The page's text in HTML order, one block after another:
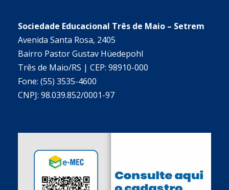
Sociedade Educacional Três de Maio – Setrem
Avenida Santa Rosa, 2405
Bairro Pastor Gustav Hüedepohl
Três de Maio/RS | CEP: 98910-000
Fone: (55) 3535-4600
CNPJ: 98.039.852/0001-97